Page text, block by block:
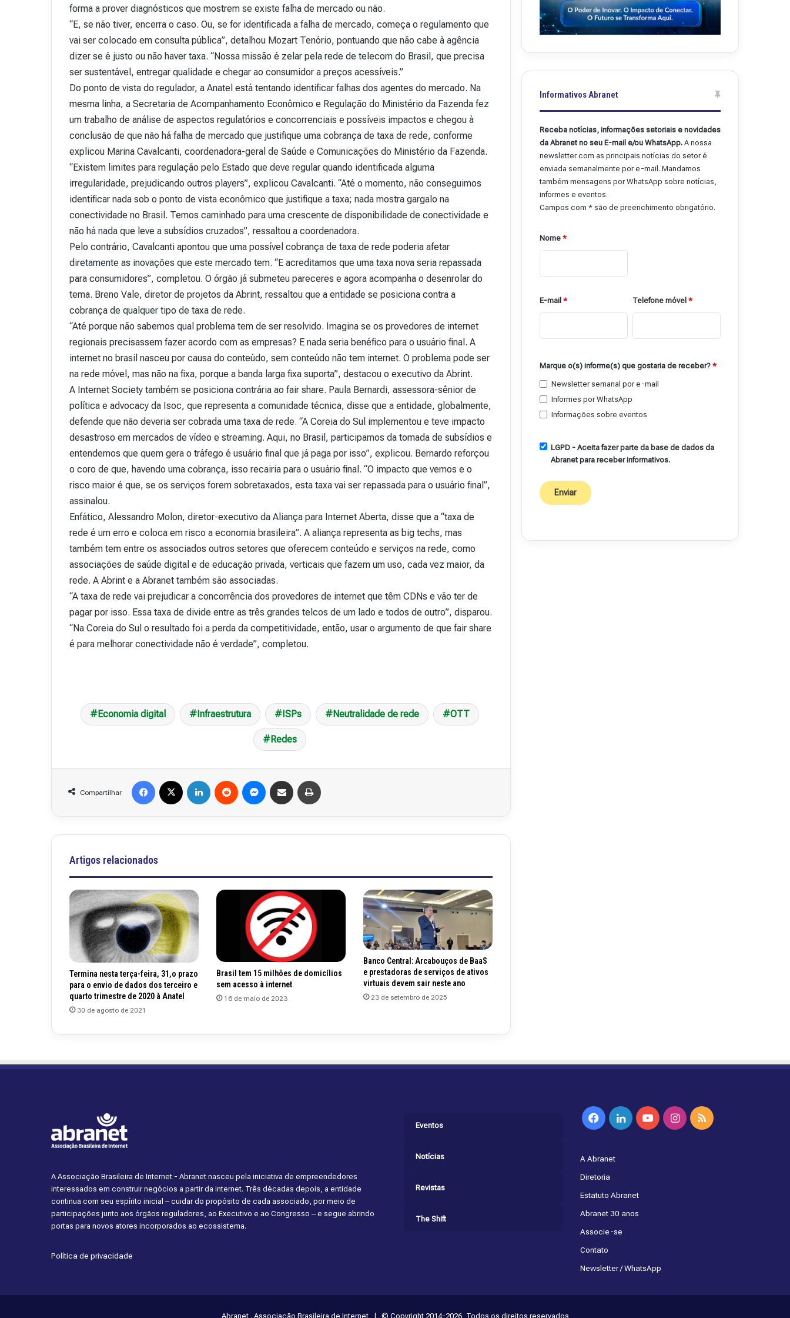
forma a prover diagnósticos que mostrem se existe falha de mercado ou não.
“E, se não tiver, encerra o caso. Ou, se for identificada a falha de mercado, começa o regulamento que
vai ser colocado em consulta pública”, detalhou Mozart Tenório, pontuando que não cabe à agência
dizer se é justo ou não haver taxa. “Nossa missão é zelar pela rede de telecom do Brasil, que precisa
ser sustentável, entregar qualidade e chegar ao consumidor a preços acessíveis.”
Do ponto de vista do regulador, a Anatel está tentando identificar falhas dos agentes do mercado. Na
mesma linha, a Secretaria de Acompanhamento Econômico e Regulação do Ministério da Fazenda fez
um trabalho de análise de aspectos regulatórios e concorrenciais e possíveis impactos e chegou à
conclusão de que não há falha de mercado que justifique uma cobrança de taxa de rede, conforme
explicou Marina Cavalcanti, coordenadora-geral de Saúde e Comunicações do Ministério da Fazenda.
“Existem limites para regulação pelo Estado que deve regular quando identificada alguma
irregularidade, prejudicando outros players”, explicou Cavalcanti. “Até o momento, não conseguimos
identificar nada sob o ponto de vista econômico que justifique a taxa; nada mostra gargalo na
conectividade no Brasil. Temos caminhado para uma crescente de disponibilidade de conectividade e
não há nada que leve a subsídios cruzados”, ressaltou a coordenadora.
Pelo contrário, Cavalcanti apontou que uma possível cobrança de taxa de rede poderia afetar
diretamente as inovações que este mercado tem. “E acreditamos que uma taxa nova seria repassada
para consumidores”, completou. O órgão já submeteu pareceres e agora acompanha o desenrolar do
tema. Breno Vale, diretor de projetos da Abrint, ressaltou que a entidade se posiciona contra a
cobrança de qualquer tipo de taxa de rede.
“Até porque não sabemos qual problema tem de ser resolvido. Imagina se os provedores de internet
regionais precisassem fazer acordo com as empresas? E nada seria benéfico para o usuário final. A
internet no brasil nasceu por causa do conteúdo, sem conteúdo não tem internet. O problema pode ser
na rede móvel, mas não na fixa, porque a banda larga fixa suporta”, destacou o executivo da Abrint.
A Internet Society também se posiciona contrária ao fair share. Paula Bernardi, assessora-sênior de
política e advocacy da Isoc, que representa a comunidade técnica, disse que a entidade, globalmente,
defende que não deveria ser cobrada uma taxa de rede. “A Coreia do Sul implementou e teve impacto
desastroso em mercados de vídeo e streaming. Aqui, no Brasil, participamos da tomada de subsídios e
entendemos que quem gera o tráfego é usuário final que já paga por isso”, explicou. Bernardo reforçou
o coro de que, havendo uma cobrança, isso recairia para o usuário final. “O impacto que vemos e o
risco maior é que, se os serviços forem sobretaxados, esta taxa vai ser repassada para o usuário final”,
assinalou.
Enfático, Alessandro Molon, diretor-executivo da Aliança para Internet Aberta, disse que a “taxa de
rede é um erro e coloca em risco a economia brasileira”. A aliança representa as big techs, mas
também tem entre os associados outros setores que oferecem conteúdo e serviços na rede, como
associações de saúde digital e de educação privada, verticais que fazem um uso, cada vez maior, da
rede. A Abrint e a Abranet também são associadas.
“A taxa de rede vai prejudicar a concorrência dos provedores de internet que têm CDNs e vão ter de
pagar por isso. Essa taxa de divide entre as três grandes telcos de um lado e todos de outro”, disparou.
“Na Coreia do Sul o resultado foi a perda da competitividade, então, usar o argumento de que fair share
é para melhorar conectividade não é verdade”, completou.
Economia digital Infraestrutura ISPs Neutralidade de rede OTT
Redes
Compartilhar
Artigos relacionados
Termina nesta terça-feira, 31,o prazo
para o envio de dados dos terceiro e
quarto trimestre de 2020 à Anatel
30 de agosto de 2021
Brasil tem 15 milhões de domicílios
sem acesso à internet
16 de maio de 2023
Banco Central: Arcabouços de BaaS
e prestadoras de serviços de ativos
virtuais devem sair neste ano
23 de setembro de 2025
Informativos Abranet
Receba notícias, informações setoriais e novidades
da Abranet no seu E-mail e/ou WhatsApp.A nossa
newsletter com as principais notícias do setor é
enviada semanalmente por e-mail. Mandamos
também mensagens por WhatsApp sobre notícias,
informes e eventos.
Campos com * são de preenchimento obrigatório.
Nome*
E-mail* Telefone móvel *
Marque o(s) informe(s) que gostaria de receber?*
Newsletter semanal por e-mail
Informes por WhatsApp
Informações sobre eventos
LGPD - Aceita fazer parte da base de dados da
Abranet para receber informativos.
A Associação Brasileira de Internet - Abranet nasceu pela iniciativa de empreendedores
interessados em construir negócios a partir da internet. Três décadas depois, a entidade
continua com seu espírito inicial – cuidar do propósito de cada associado, por meio de
participações junto aos órgãos reguladores, ao Executivo e ao Congresso – e segue abrindo
portas para novos atores incorporados ao ecossistema.
Política de privacidade
Eventos
Notícias
Revistas
The Shift
FacebookLinkedinYouTubeInstagram
RSS
A Abranet
Diretoria
Estatuto Abranet
Abranet 30 anos
Associe-se
Contato
Newsletter / WhatsApp
Abranet . Associação Brasileira de Internet | © Copyright 2014-2026, Todos os direitos reservados